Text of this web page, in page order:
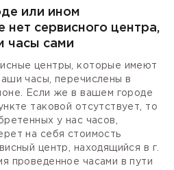
или ином
нет сервисного центра,
часы сами
центры, которые имеют
часы, перечислены в
Если же в вашем городе
таковой отсутствует, то
у нас часов,
на себя стоимость
центр, находящийся в г.
проведенное часами в пути